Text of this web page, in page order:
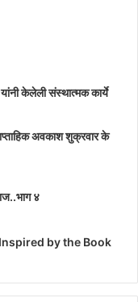
यांनी केलेली संस्थात्मक कार्ये
अवकाश शुक्रवार के
४
by the Book